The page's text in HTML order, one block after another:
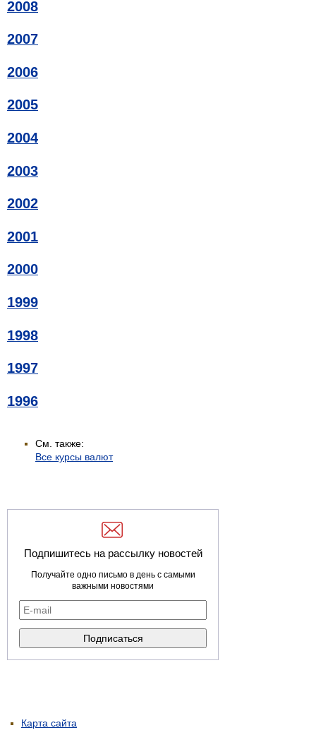
2008
2007
2006
2005
2004
2003
2002
2001
2000
1999
1998
1997
1996
См. также:
Все курсы валют
Подпишитесь на рассылку новостей
Получайте одно письмо в день с самыми
важными новостями
Карта сайта